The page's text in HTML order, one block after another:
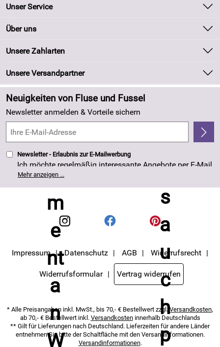
Unser Service
Kontakt
Kundeninformationen
Newsletter
Zahlung und Versand
Kundenlogin
Über uns
Unsere Bestseller
Neu
Angebote
Made in Germany
4,8/5
Unsere Zahlarten
Unsere Versandpartner
Neuigkeiten von Fluse und Fussel
Newsletter anmelden & Vorteile sichern
Newsletter - Erlaubnis zur E-Mailwerbung
Ich möchte regelmäßig interessante Angebote per E-Mail
erhalten. Meine E-Mail-Adresse wird nicht an andere
Unternehmen weitergegeben. Die Einwilligung zur
Nutzung meiner E-Mail- Adresse für Werbezwecke kann
Datenschutzerklärung habe ich zur Kenntnis
genommen.
Mehr anzeigen ...
Impressum Datenschutz AGB Widerrufsrecht
Widerrufsformular Vertrag widerrufen
* Alle Preisangaben inkl. MwSt., bis 70,- € Bestellwert zzgl. Versandkosten,
ab 70,- € Bestellwert inkl. Versandkosteninnerhalb Deutschlands
** Gilt für Lieferungen nach Deutschland. Lieferzeiten für andere Länder
entnehmen Sie bitte der Schaltfläche mit den Versandinformationen.
Versandinformationen.